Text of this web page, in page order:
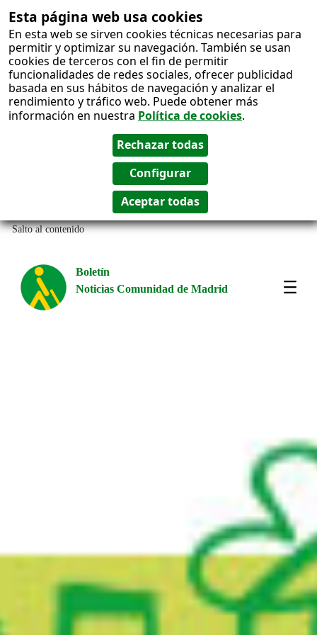
Esta página web usa cookies
En esta web se sirven cookies técnicas necesarias para
permitir y optimizar su navegación. También se usan
cookies de terceros con el fin de permitir
funcionalidades de redes sociales, ofrecer publicidad
basada en sus hábitos de navegación y analizar el
rendimiento y tráfico web. Puede obtener más
información en nuestra Política de cookies.
Salto al contenido
Boletín
Noticias Comunidad de Madrid